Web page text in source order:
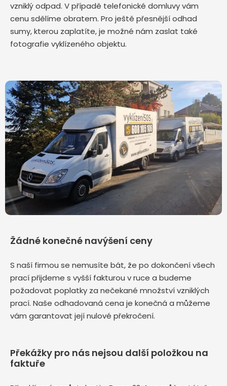
vzniklý odpad. V případě telefonické domluvy vám
cenu sdělíme obratem. Pro ještě přesnější odhad
sumy, kterou zaplatíte, je možné nám zaslat také
fotografie vyklízeného objektu.
Žádné konečné navýšení ceny
S naší firmou se nemusíte bát, že po dokončení všech
prací přijdeme s vyšší fakturou v ruce a budeme
požadovat poplatky za nečekané množství vzniklých
prací. Naše odhadovaná cena je konečná a můžeme
vám garantovat její nulové překročení.
Překážky pro nás nejsou další položkou na
faktuře